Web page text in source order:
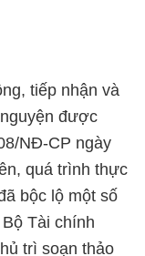
tiếp nhận và
được
NĐ-CP ngày
quá trình thực
bộc lộ một số
Tài chính
trì soạn thảo